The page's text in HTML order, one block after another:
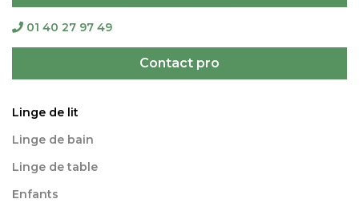
01 40 27 97 49
Contact pro
Linge de lit
Linge de bain
Linge de table
Enfants